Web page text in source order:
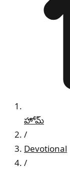
హోమ్
/
Devotional
/